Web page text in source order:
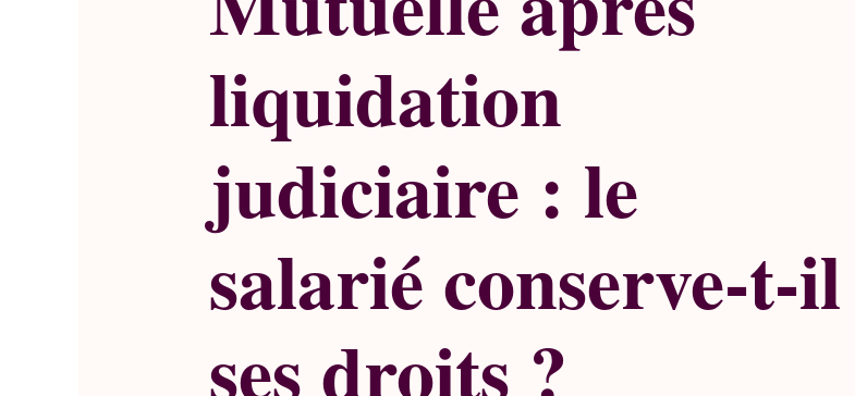
liquidation
judiciaire : le
salarié conserve-t-il
ses droits ?